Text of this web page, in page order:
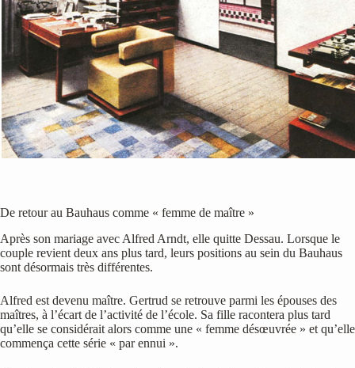
De retour au Bauhaus comme « femme de maître »
Après son mariage avec Alfred Arndt, elle quitte Dessau. Lorsque le
couple revient deux ans plus tard, leurs positions au sein du Bauhaus
sont désormais très différentes.
Alfred est devenu maître. Gertrud se retrouve parmi les épouses des
maîtres, à l’écart de l’activité de l’école. Sa fille racontera plus tard
qu’elle se considérait alors comme une « femme désœuvrée » et qu’elle
commença cette série « par ennui ».